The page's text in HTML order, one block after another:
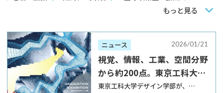
製品・サービス
もっと見る
ニュース 2026/01/21
視覚、情報、⼯業、空間分野
から約200点。東京⼯科⼤学
デザイン学部「2025年度 卒
東京⼯科⼤学デザイン学部が、